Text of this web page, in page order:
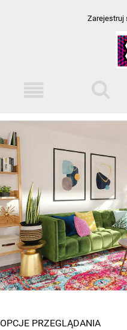
Zarejestruj
OPCJE PRZEGLĄDANIA